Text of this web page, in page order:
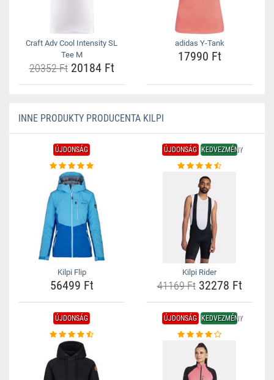
Craft Adv Cool Intensity SL
Tee M
20352 Ft20184 Ft
adidas Y-Tank
17990 Ft
INNE PRODUKTY PRODUCENTA KILPI
ÚJDONSÁG
Kilpi Flip
56499 Ft
ÚJDONSÁG KEDVEZMÉNY
Kilpi Rider
41169 Ft32278 Ft
ÚJDONSÁG ÚJDONSÁG KEDVEZMÉNY